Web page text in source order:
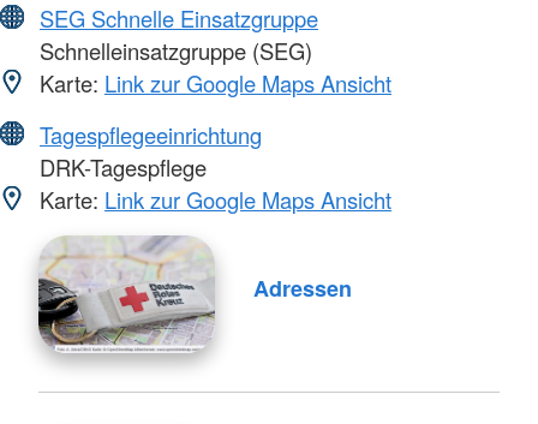
SEG Schnelle Einsatzgruppe
Schnelleinsatzgruppe (SEG)
Karte: Link zur Google Maps Ansicht
Tagespflegeeinrichtung
DRK-Tagespflege
Karte: Link zur Google Maps Ansicht
Adressen